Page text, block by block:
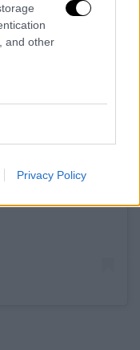
and other
Privacy Policy